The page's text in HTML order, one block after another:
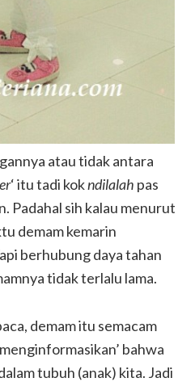
atau tidak antara
‘ itu tadi kokndilalah pas
Padahal sih kalau menurut
demam kemarin
berhubung daya tahan
tidak terlalu lama.
demam itu semacam
bahwa
tubuh (anak) kita. Jadi